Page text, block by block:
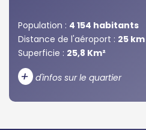
Population : 4 154 habitants
Distance de l'aéroport : 25 km
Superficie : 25,8 Km²
+ d'infos sur le quartier